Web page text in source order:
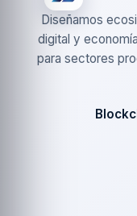
Diseñamos
digital y
para sectores